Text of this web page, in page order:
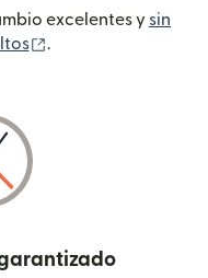
excelentes y sin
.